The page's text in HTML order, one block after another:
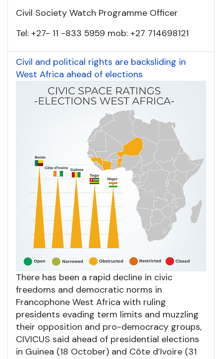
Civil Society Watch Programme Officer
Tel: +27- 11 -833 5959 mob: +27 714698121
Civil and political rights are backsliding in
West Africa ahead of elections
There has been a rapid decline in civic
freedoms and democratic norms in
Francophone West Africa with ruling
presidents evading term limits and muzzling
their opposition and pro-democracy groups,
CIVICUS said ahead of presidential elections
in Guinea (18 October) and Côte d’Ivoire (31